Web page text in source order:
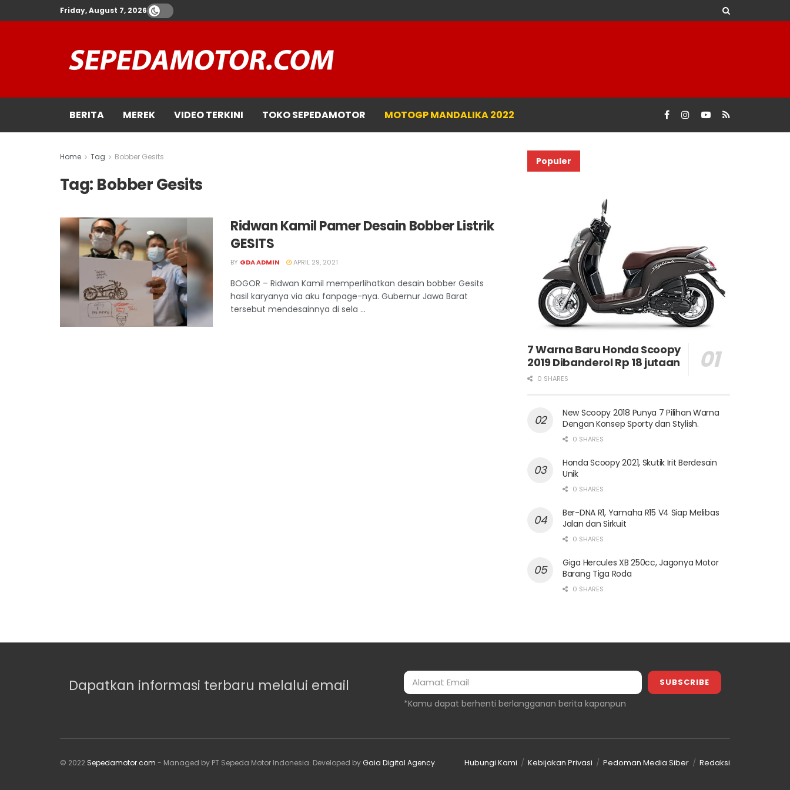
Friday, August 7, 2026
BERITA MEREK VIDEO TERKINI TOKO SEPEDAMOTOR MOTOGP MANDALIKA 2022
Home Tag Bobber Gesits
Tag: Bobber Gesits
Ridwan Kamil Pamer Desain Bobber Listrik
GESITS
BY GDA ADMIN APRIL 29, 2021
BOGOR – Ridwan Kamil memperlihatkan desain bobber Gesits
hasil karyanya via aku fanpage-nya. Gubernur Jawa Barat
tersebut mendesainnya di sela ...
Populer
7 Warna Baru Honda Scoopy
2019 Dibanderol Rp 18 jutaan
0 SHARES
New Scoopy 2018 Punya 7 Pilihan Warna
Dengan Konsep Sporty dan Stylish.
0 SHARES
Honda Scoopy 2021, Skutik Irit Berdesain
Unik
0 SHARES
Ber-DNA R1, Yamaha R15 V4 Siap Melibas
Jalan dan Sirkuit
0 SHARES
Giga Hercules XB 250cc, Jagonya Motor
Barang Tiga Roda
0 SHARES
Dapatkan informasi terbaru melalui email
*Kamu dapat berhenti berlangganan berita kapanpun
Hubungi Kami Kebijakan Privasi Pedoman Media Siber Redaksi
© 2022 Sepedamotor.com - Managed by PT Sepeda Motor Indonesia. Developed by Gaia Digital Agency.